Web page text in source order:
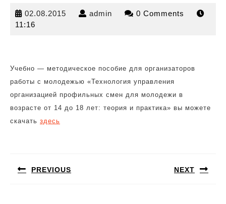
02.08.2015 02.08.2015
admin admin 0 Comments
11:16
Учебно — методическое пособие для организаторов
работы с молодежью «Технология управления
организацией профильных смен для молодежи в
возрасте от 14 до 18 лет: теория и практика» вы можете
скачать здесь
записям
PREVIOUS NEXT